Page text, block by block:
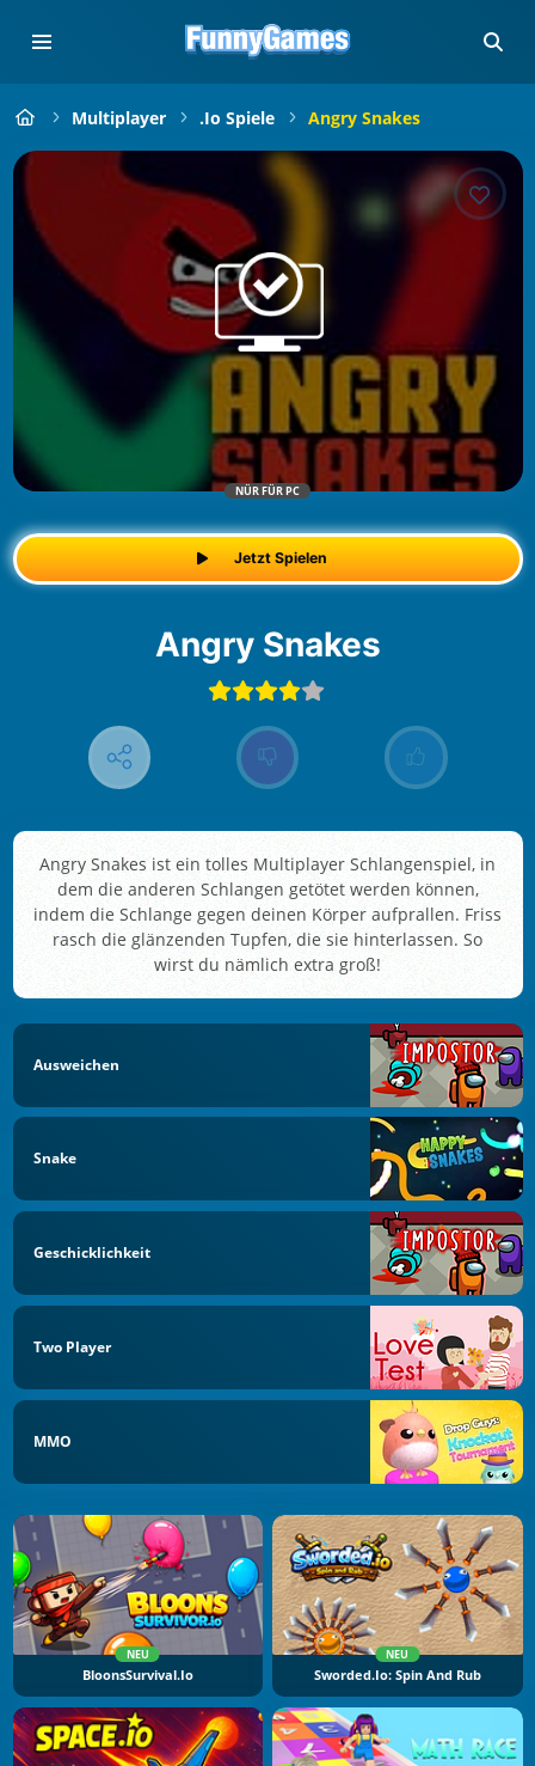
Multiplayer .io Spiele Angry Snakes
NÜR FÜR PC
Jetzt Spielen
Angry Snakes
Angry Snakes ist ein tolles Multiplayer Schlangenspiel, in
dem die anderen Schlangen getötet werden können,
indem die Schlange gegen deinen Körper aufprallen. Friss
rasch die glänzenden Tupfen, die sie hinterlassen. So
wirst du nämlich extra groß!
Ausweichen
Snake
Geschicklichkeit
Two Player
MMO
NEU
BloonsSurvival.io
NEU
Sworded.io: Spin And Rub